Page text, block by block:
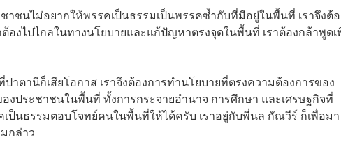
าชนไม่อยากให้พรรคเป็นธรรมเป็นพรรคซ้ำกับที่มีอยู่ในพื้นที่ เราจึงต้
องไปไกลในทางนโยบายและแก้ปัญหาตรงจุดในพื้นที่ เราต้องกล้าพูด
ปาตานีก็เสียโอกาส เราจึงต้องการทำนโยบายที่ตรงความต้องการของ
งประชาชนในพื้นที่ ทั้งการกระจายอำนาจ การศึกษา และเศรษฐกิจที่
ป็นธรรมตอบโจทย์คนในพื้นที่ให้ได้ครับ เราอยู่กับพี่นล กัณวีร์ ก็เพื่อมา
กล่าว